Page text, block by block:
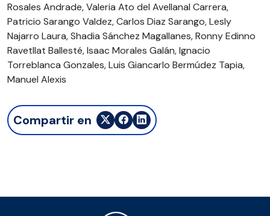
Rosales Andrade, Valeria Ato del Avellanal Carrera,
Patricio Sarango Valdez, Carlos Diaz Sarango, Lesly
Najarro Laura, Shadia Sánchez Magallanes, Ronny Edinno
Ravetllat Ballesté, Isaac Morales Galán, Ignacio
Torreblanca Gonzales, Luis Giancarlo Bermúdez Tapia,
Manuel Alexis
Compartir en